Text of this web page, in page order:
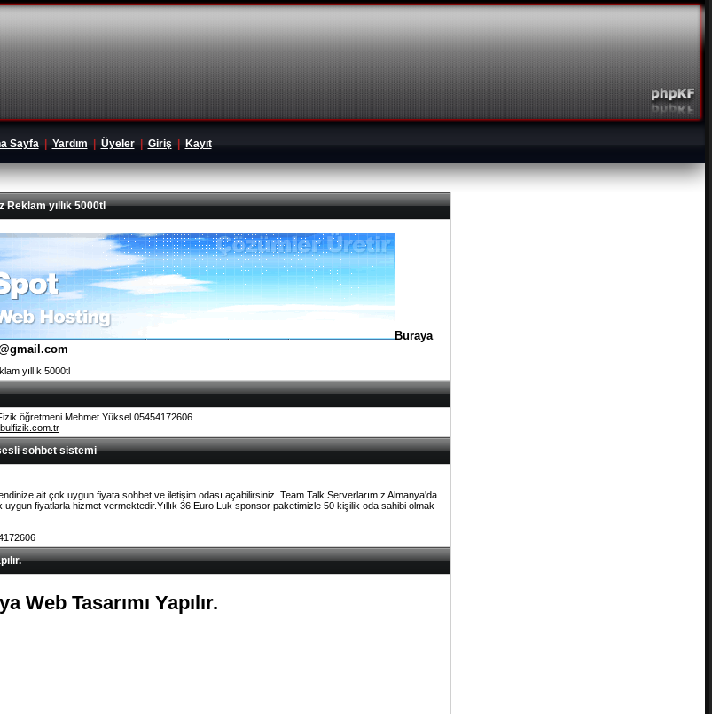
Sayfa| Yardım Üyeler| Giriş| Kayıt
Reklam yıllık 5000tl
Buraya
yıllık 5000tl
öğretmeni Mehmet Yüksel 05454172606
sohbet sistemi
ait çok uygun fiyata sohbet ve iletişim odası açabilirsiniz. Team Talk Serverlarımız Almanya'da
fiyatlarla hizmet vermektedir.Yıllık 36 Euro Luk sponsor paketimizle 50 kişilik oda sahibi olmak
Web Tasarımı Yapılır.